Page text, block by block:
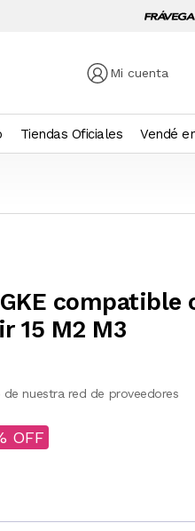
Mi cuenta
Tiendas Oficiales Vendé
compatible
15 M2 M3
nuestra red de proveedores